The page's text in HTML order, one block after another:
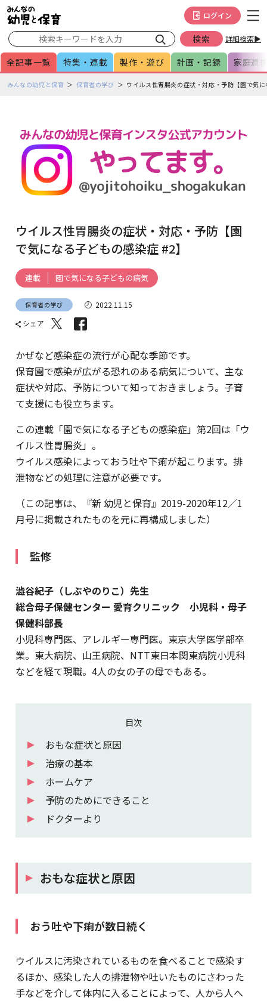
詳細検索▶
ログイン
全記事一覧 特集・連載 製作・遊び 計画・記録 家庭連
ペみんなの幼児と保育 保育者の学び ウイルス性胃腸炎の症状・対応・予防【園で気
ウイルス性胃腸炎の症状・対応・予防【園
で気になる子どもの感染症 #2】
連載 園で気になる子どもの病気
保育者の学び
2022.11.15
シェア
かぜなど感染症の流行が心配な季節です。
保育園で感染が広がる恐れのある病気について、主な
症状や対応、予防について知っておきましょう。子育
て支援にも役立ちます。
この連載「園で気になる子どもの感染症」第2回は「ウ
イルス性胃腸炎」。
ウイルス感染によっておう吐や下痢が起こります。排
泄物などの処理に注意が必要です。
（この記事は、『新 幼児と保育』2019-2020年12／1
月号に掲載されたものを元に再構成しました）
監修
澁谷紀子（しぶやのりこ）先生
総合母子保健センター 愛育クリニック 小児科・母子
保健科部長
小児科専門医、アレルギー専門医。東京大学医学部卒
業。東大病院、山王病院、NTT東日本関東病院小児科
などを経て現職。4人の女の子の母でもある。
目次
おもな症状と原因
治療の基本
ホームケア
予防のためにできること
ドクターより
おもな症状と原因
おう吐や下痢が数日続く
ウイルスに汚染されているものを食べることで感染す
るほか、感染した人の排泄物や吐いたものにさわった
手などを介して体内に入ることによって、人から人へ